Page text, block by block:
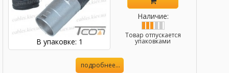
В упаковке: 1
Наличие:
Товар отпускается
упаковками
подробнее...